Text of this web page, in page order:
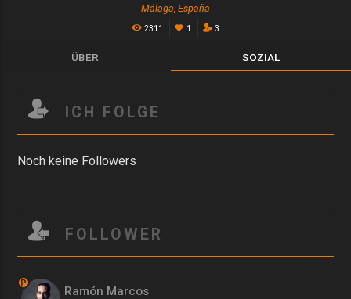
Málaga, España
2311 1 3
ÜBER SOZIAL
ICH FOLGE
Noch keine Followers
FOLLOWER
P
Ramón Marcos